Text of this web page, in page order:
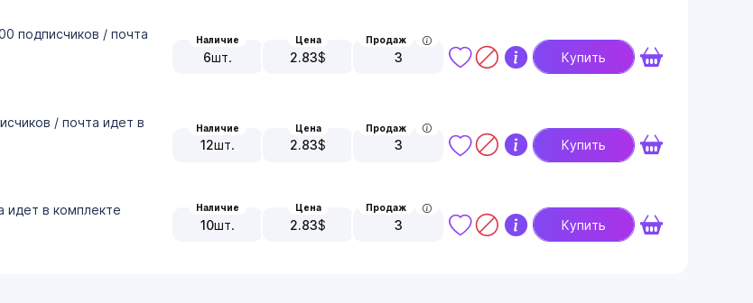
подписчиков / почта
Наличие
6шт.
Цена
2.83$
Продаж
3 Купить
/ почта идет в
Наличие
12шт.
Цена
2.83$
Продаж
3 Купить
идет в комплекте Наличие
10шт.
Цена
2.83$
Продаж
3 Купить